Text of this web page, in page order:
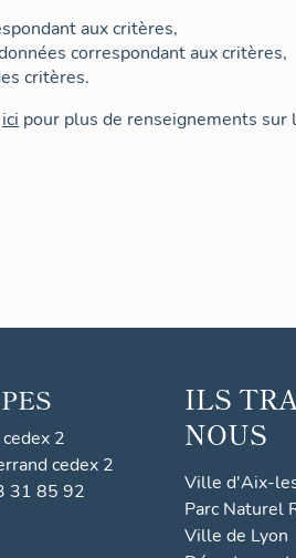
aux critères,
correspondant aux critères,
critères.
ici pour plus de renseignements
2
cedex 2
31 85 92
ILS
NOUS
Ville d'Aix-
Parc Naturel
Ville de Lyon